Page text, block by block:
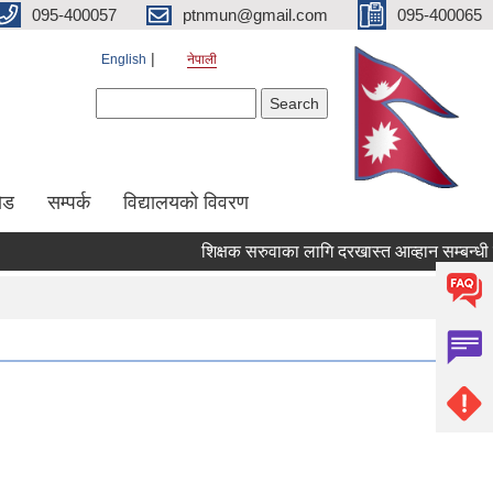
095-400057 ptnmun@gmail.com 095-400065
English नेपाली
सम्पर्क विद्यालयको विवरण
शिक्षक सरुवाका लागि दरखास्त आव्हान सम्बन्धी